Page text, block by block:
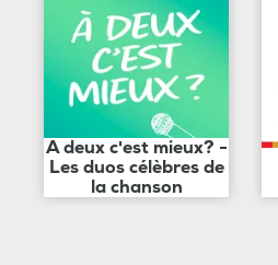
A deux c'est mieux? -
Les duos célèbres de
la chanson